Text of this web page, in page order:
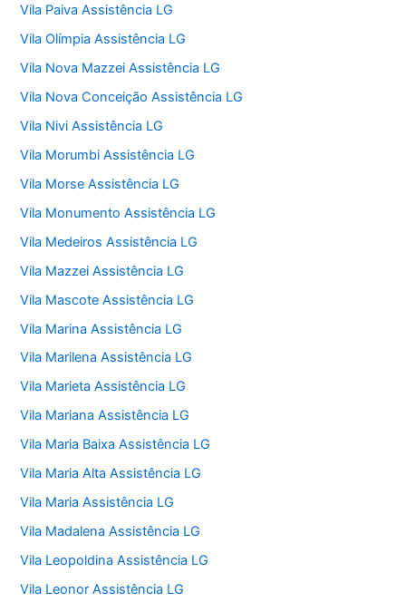
Vila Paiva Assistência LG
Vila Olímpia Assistência LG
Vila Nova Mazzei Assistência LG
Vila Nova Conceição Assistência LG
Vila Nivi Assistência LG
Vila Morumbi Assistência LG
Vila Morse Assistência LG
Vila Monumento Assistência LG
Vila Medeiros Assistência LG
Vila Mazzei Assistência LG
Vila Mascote Assistência LG
Vila Marina Assistência LG
Vila Marilena Assistência LG
Vila Marieta Assistência LG
Vila Mariana Assistência LG
Vila Maria Baixa Assistência LG
Vila Maria Alta Assistência LG
Vila Maria Assistência LG
Vila Madalena Assistência LG
Vila Leopoldina Assistência LG
Vila Leonor Assistência LG